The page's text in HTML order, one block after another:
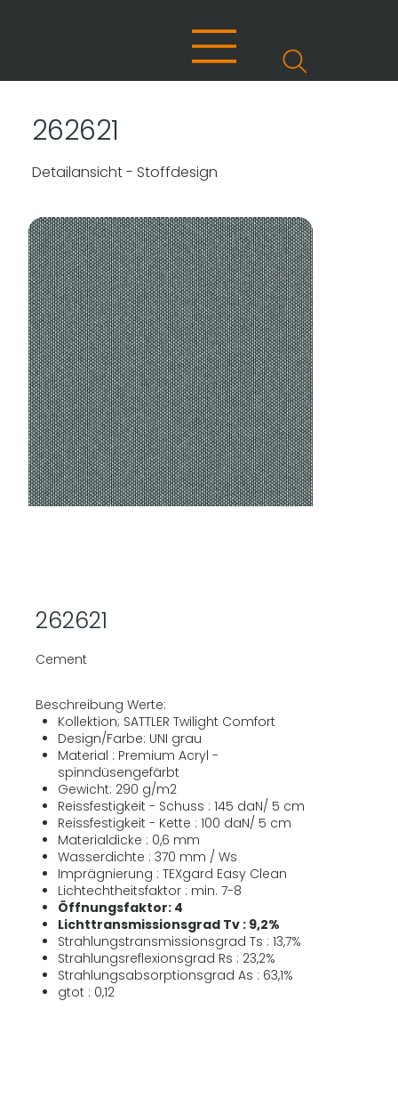
262621
Detailansicht - Stoffdesign
262621
Cement
Beschreibung Werte:
Kollektion; SATTLER Twilight Comfort
Design/Farbe: UNI grau
Material : Premium Acryl -
spinndüsengefärbt
Gewicht: 290 g/m2
Reissfestigkeit - Schuss : 145 daN/ 5 cm
Reissfestigkeit - Kette : 100 daN/ 5 cm
Materialdicke : 0,6 mm
Wasserdichte : 370 mm / Ws
Imprägnierung : TEXgard Easy Clean
Lichtechtheitsfaktor : min. 7-8
Öffnungsfaktor: 4
Lichttransmissionsgrad Tv : 9,2%
Strahlungstransmissionsgrad Ts : 13,7%
Strahlungsreflexionsgrad Rs : 23,2%
Strahlungsabsorptionsgrad As : 63,1%
gtot : 0,12